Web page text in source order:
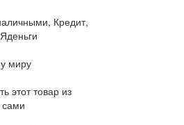
Кредит,
миру
этот товар из
сами